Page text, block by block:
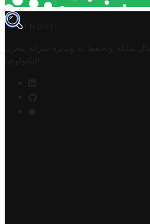
TROVIT
تملكه وتحتفظ به وتديره
شركة مخزن
التكنولوجيا